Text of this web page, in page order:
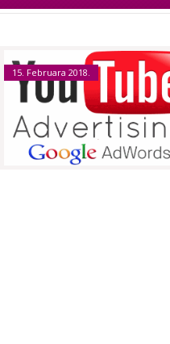
15. Februara 2018.